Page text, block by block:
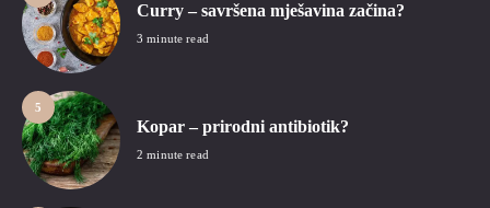
Curry – savršena mješavina začina?
3 minute read
5
Kopar – prirodni antibiotik?
2 minute read